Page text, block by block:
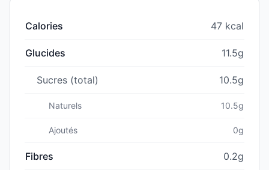
Calories 47 kcal
Glucides 11.5g
Sucres (total) 10.5g
Naturels 10.5g
Ajoutés 0g
Fibres 0.2g